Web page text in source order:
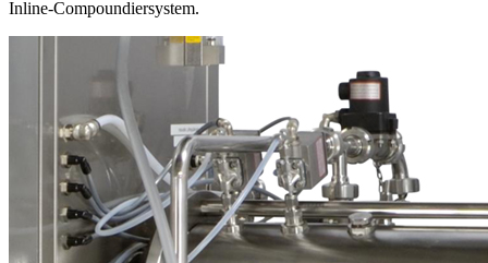
Inline-Compoundiersystem.